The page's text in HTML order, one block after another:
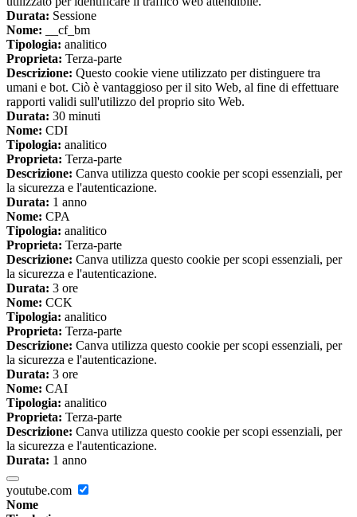
Durata: Sessione
Nome: __cf_bm
Tipologia: analitico
Proprieta: Terza-parte
Descrizione: Questo cookie viene utilizzato per distinguere tra
umani e bot. Ciò è vantaggioso per il sito Web, al fine di effettuare
rapporti validi sull'utilizzo del proprio sito Web.
Durata: 30 minuti
Nome: CDI
Tipologia: analitico
Proprieta: Terza-parte
Descrizione: Canva utilizza questo cookie per scopi essenziali, per
la sicurezza e l'autenticazione.
Durata: 1 anno
Nome: CPA
Tipologia: analitico
Proprieta: Terza-parte
Descrizione: Canva utilizza questo cookie per scopi essenziali, per
la sicurezza e l'autenticazione.
Durata: 3 ore
Nome: CCK
Tipologia: analitico
Proprieta: Terza-parte
Descrizione: Canva utilizza questo cookie per scopi essenziali, per
la sicurezza e l'autenticazione.
Durata: 3 ore
Nome: CAI
Tipologia: analitico
Proprieta: Terza-parte
Descrizione: Canva utilizza questo cookie per scopi essenziali, per
la sicurezza e l'autenticazione.
Durata: 1 anno
youtube.com
Nome